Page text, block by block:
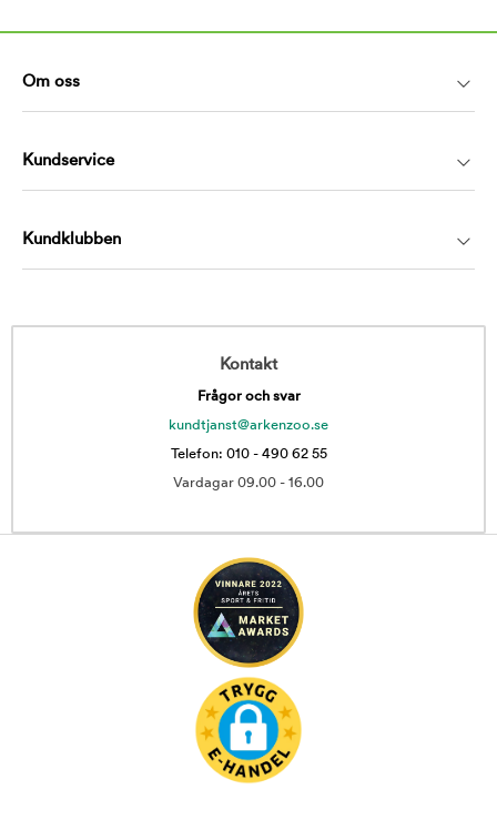
Om oss
Kundservice
Kundklubben
Kontakt
Frågor och svar
kundtjanst@arkenzoo.se
Telefon: 010 - 490 62 55
Vardagar 09.00 - 16.00